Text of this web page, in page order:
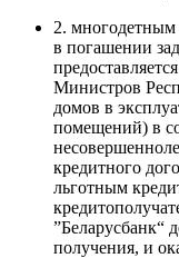
2. многодетным
в погашении
Министров
домов в
помещений) в
кредитного
льготным
”Беларусбанк“
получения, и